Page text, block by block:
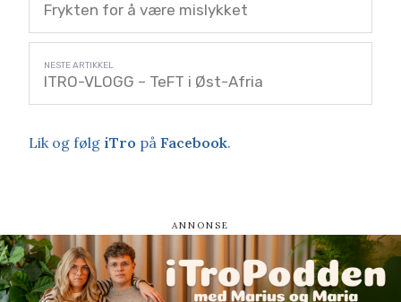
Frykten for å være mislykket
ITRO-VLOGG – TeFT i Øst-Afria
Lik og følg iTro på Facebook.